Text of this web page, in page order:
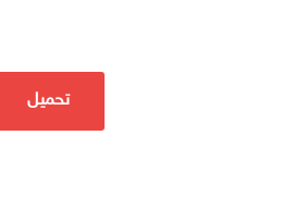
تحميل